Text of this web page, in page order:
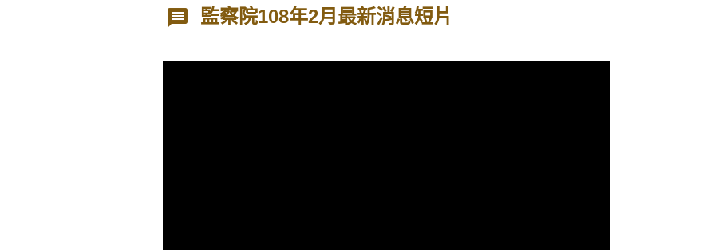
監察院108年2月最新消息短片